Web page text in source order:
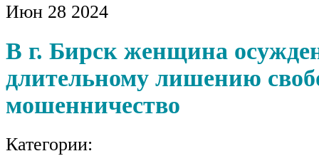
Июн 28 2024
В г. Бирск женщина
длительному лишению
мошенничество
Категории: